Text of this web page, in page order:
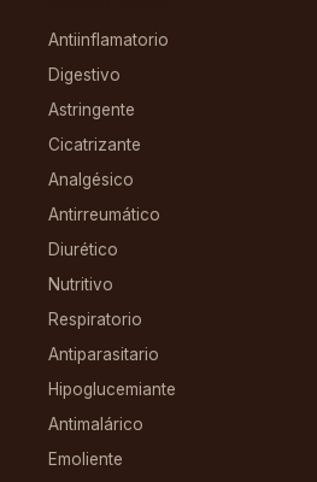
Antiinflamatorio
Digestivo
Astringente
Cicatrizante
Analgésico
Antirreumático
Diurético
Nutritivo
Respiratorio
Antiparasitario
Hipoglucemiante
Antimalárico
Emoliente